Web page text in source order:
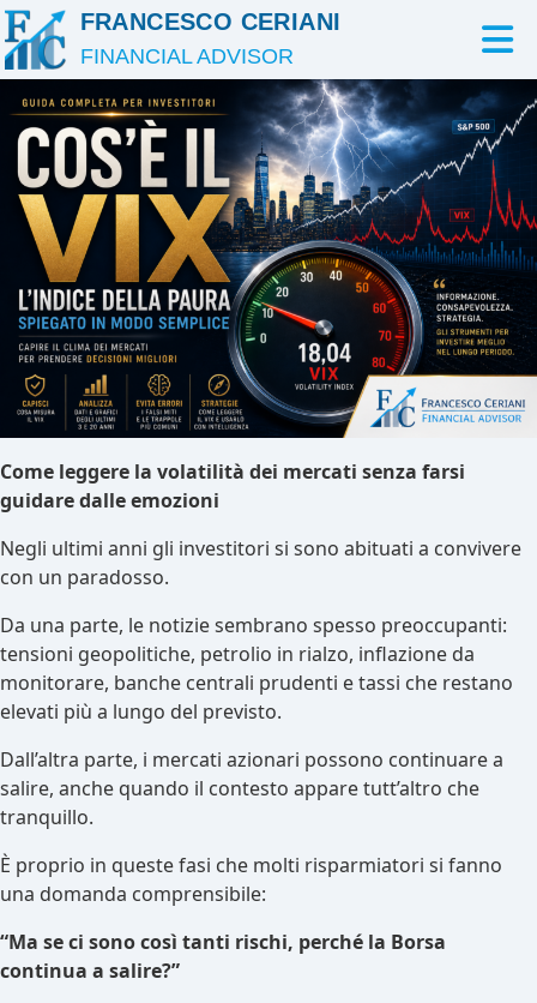
FRANCESCO CERIANI
FINANCIAL ADVISOR
Come leggere la volatilità dei mercati senza farsi
guidare dalle emozioni
Negli ultimi anni gli investitori si sono abituati a convivere
con un paradosso.
Da una parte, le notizie sembrano spesso preoccupanti:
tensioni geopolitiche, petrolio in rialzo, inflazione da
monitorare, banche centrali prudenti e tassi che restano
elevati più a lungo del previsto.
Dall’altra parte, i mercati azionari possono continuare a
salire, anche quando il contesto appare tutt’altro che
tranquillo.
È proprio in queste fasi che molti risparmiatori si fanno
una domanda comprensibile:
“Ma se ci sono così tanti rischi, perché la Borsa
continua a salire?”